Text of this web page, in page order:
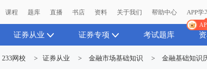
课程 题库 直播 书店 资料 关于我们 帮助中心 APP学
课程 题库 直播 书店 资料 关于我们 帮助中心 APP学
证券从业 证券专项 考试题库
233网校 > 证券从业 > 金融市场基础知识 > 金融基础知识